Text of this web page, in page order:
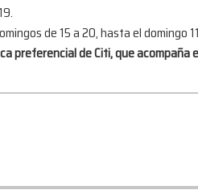
de 15 a 20, hasta el domingo
preferencial de Citi, que acompaña